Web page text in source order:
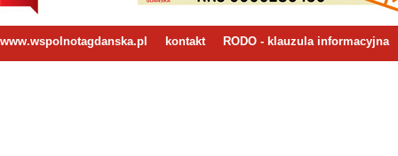
www.wspolnotagdanska.pl kontakt RODO - klauzula informacyjna